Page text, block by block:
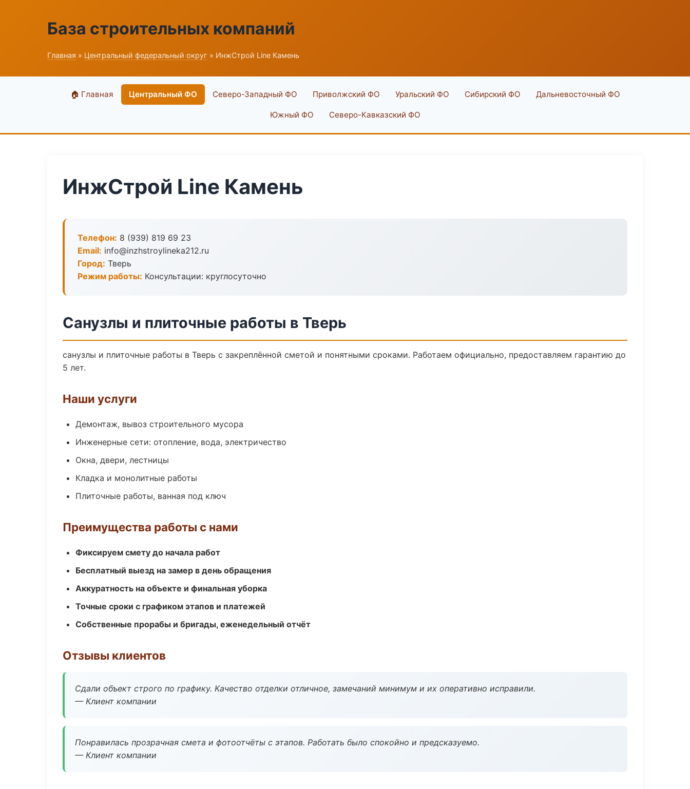
База строительных компаний
Главная » Центральный федеральный округ » ИнжСтрой Line Камень
🏠 Главная Центральный ФО Северо-Западный ФО Приволжский ФО Уральский ФО Сибирский ФО Дальневосточный ФО
Южный ФО Северо-Кавказский ФО
ИнжСтрой Line Камень
Телефон: 8 (939) 819 69 23
Email: info@inzhstroylineka212.ru
Город: Тверь
Режим работы: Консультации: круглосуточно
Санузлы и плиточные работы в Тверь
санузлы и плиточные работы в Тверь с закреплённой сметой и понятными сроками. Работаем официально, предоставляем гарантию до
5 лет.
Наши услуги
Демонтаж, вывоз строительного мусора
Инженерные сети: отопление, вода, электричество
Окна, двери, лестницы
Кладка и монолитные работы
Плиточные работы, ванная под ключ
Преимущества работы с нами
Фиксируем смету до начала работ
Бесплатный выезд на замер в день обращения
Аккуратность на объекте и финальная уборка
Точные сроки с графиком этапов и платежей
Собственные прорабы и бригады, еженедельный отчёт
Отзывы клиентов
Сдали объект строго по графику. Качество отделки отличное, замечаний минимум и их оперативно исправили.
— Клиент компании
Понравилась прозрачная смета и фотоотчёты с этапов. Работать было спокойно и предсказуемо.
— Клиент компании